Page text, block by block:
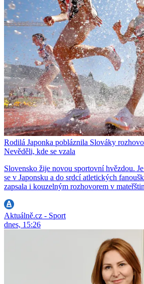
Rodilá Japonka pobláznila Slováky
Nevěděli, kde se vzala
Slovensko žije novou sportovní hvězdou.
se v Japonsku a do srdcí atletických
zapsala i kouzelným rozhovorem v
Aktuálně.cz - Sport
dnes, 15:26